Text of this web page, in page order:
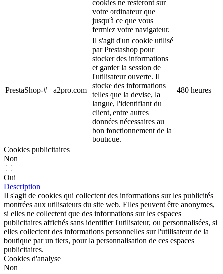
cookies ne resteront sur
votre ordinateur que
jusqu'à ce que vous
fermiez votre navigateur.
PrestaShop-# a2pro.com
Il s'agit d'un cookie utilisé
par Prestashop pour
stocker des informations
et garder la session de
l'utilisateur ouverte. Il
stocke des informations
telles que la devise, la
langue, l'identifiant du
client, entre autres
données nécessaires au
bon fonctionnement de la
boutique.
480 heures
Cookies publicitaires
Non
Oui
Description
Il s'agit de cookies qui collectent des informations sur les publicités
montrées aux utilisateurs du site web. Elles peuvent être anonymes,
si elles ne collectent que des informations sur les espaces
publicitaires affichés sans identifier l'utilisateur, ou personnalisées, si
elles collectent des informations personnelles sur l'utilisateur de la
boutique par un tiers, pour la personnalisation de ces espaces
publicitaires.
Cookies d'analyse
Non